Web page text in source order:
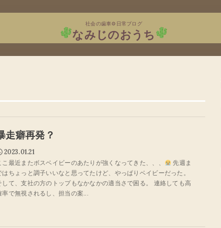
社会の歯車⚙日常ブログ
なみじのおうち
走癖再発？
2023.01.21
こ最近またボスベイビーのあたりが強くなってきた、、、
先週ま
はちょっと調子いいなと思ってたけど、やっぱりベイビーだった。
して、支社の方のトップもなかなかの適当さで困る。 連絡しても高
率で無視されるし、担当の案...